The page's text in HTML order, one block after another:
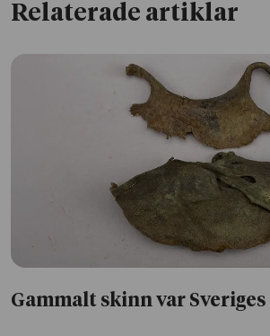
Relaterade artiklar
Gammalt skinn var